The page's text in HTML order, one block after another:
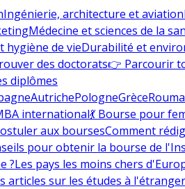
Ingénierie, architecture et aviation
Médecine et sciences de la
hygiène de vieDurabilité et
des doctorats👉 Parcourir
diplômes
AutrichePologneGrèce
international💃 Bourse pour
aux boursesComment
pour obtenir la bourse de
?Les pays les moins chers
articles sur les études à l'étranger